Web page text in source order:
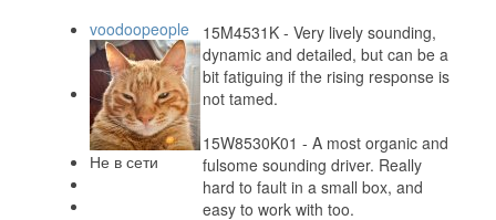
voodoopeople
Не в сети
15M4531K - Very lively sounding,
dynamic and detailed, but can be a
bit fatiguing if the rising response is
not tamed.
15W8530K01 - A most organic and
fulsome sounding driver. Really
hard to fault in a small box, and
easy to work with too.